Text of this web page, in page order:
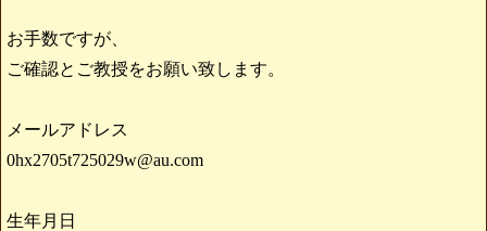
お手数ですが、
ご確認とご教授をお願い致します。
メールアドレス
0hx2705t725029w@au.com
生年月日